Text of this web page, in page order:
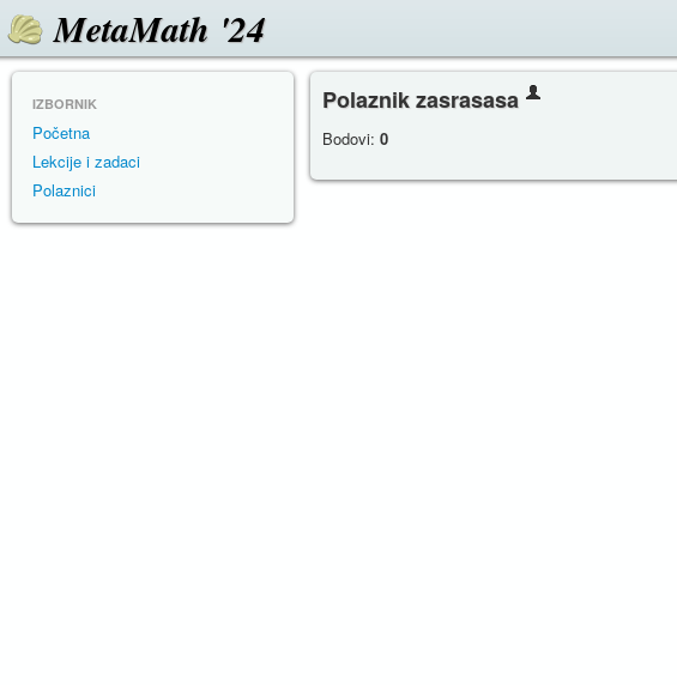
MetaMath '24
IZBORNIK
Početna
Lekcije i zadaci
Polaznici
Polaznik zasrasasa
Bodovi: 0